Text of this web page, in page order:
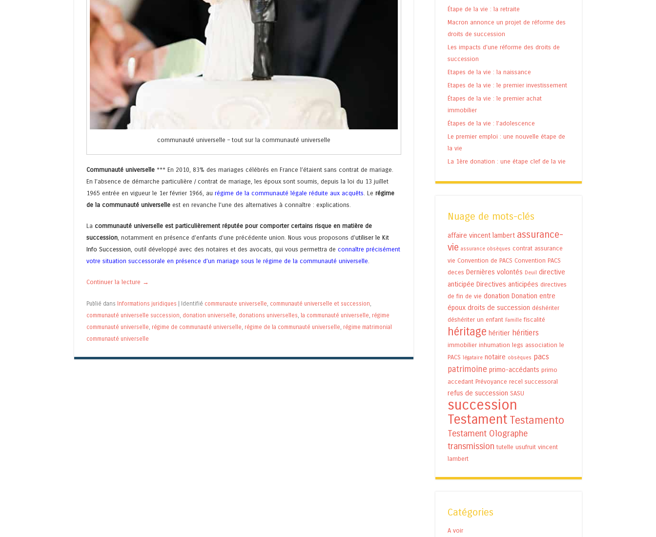
communauté universelle – tout sur la communauté universelle
Communauté universelle *** En 2010, 83% des mariages célébrés en France l’étaient sans contrat de mariage.
En l’absence de démarche particulière / contrat de mariage, les époux sont soumis, depuis la loi du 13 juillet
1965 entrée en vigueur le 1er février 1966, au régime de la communauté légale réduite aux acquêts . Le régime
de la communauté universelle est en revanche l’une des alternatives à connaître : explications.
La communauté universelle est particulièrement réputée pour comporter certains risque en matière de
succession, notamment en présence d’enfants d’une précédente union. Nous vous proposons d’utiliser le Kit
Info Succession, outil développé avec des notaires et des avocats, qui vous permettra de connaître précisément
votre situation successorale en présence d’un mariage sous le régime de la communauté universelle.
Continuer la lecture →
Publié dans Informations juridiques | Identifié communaute universelle communauté universelle et succession
communauté universelle succession donation universelle donations universelles la communauté universelle régime
communauté universelle régime de communauté universelle régime de la communauté universelle régime matrimonial
communauté universelle
Étape de la vie : la retraite
Macron annonce un projet de réforme des
droits de succession
Les impacts d’une réforme des droits de
succession
Etapes de la vie : la naissance
Etapes de la vie : le premier investissement
Étapes de la vie : le premier achat
immobilier
Étapes de la vie : l’adolescence
Le premier emploi : une nouvelle étape de
la vie
La 1ère donation : une étape clef de la vie
Nuage de mots-clés
affaire vincent lambert assurance-
vie assurance obsèques contrat assurance
vie Convention de PACS Convention PACS
deces Dernières volontés Deuil directive
anticipée Directives anticipées directives
de fin de vie donation Donation entre
époux droits de succession déshériter
déshériter un enfant Famille fiscalité
héritage héritier héritiers
immobilier inhumation legs association le
PACS légataire notaire obsèques pacs
patrimoine primo-accédants primo
accedant Prévoyance recel successoral
refus de succession SASU
succession
Testament Testamento
Testament Olographe
transmission tutelle usufruit vincent
lambert
Catégories
A voir